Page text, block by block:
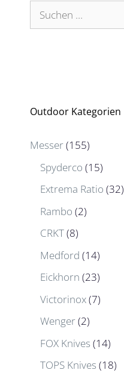
Suchen
nach:
Outdoor Kategorien
Messer(155)
Spyderco (15)
Extrema Ratio (32)
Rambo (2)
CRKT(8)
Medford (14)
Eickhorn (23)
Victorinox(7)
Wenger(2)
FOX Knives (14)
TOPS Knives (18)